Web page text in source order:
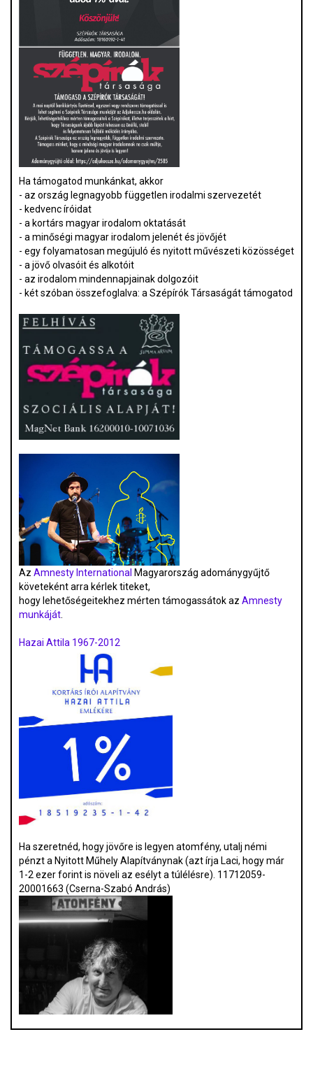
Ha támogatod munkánkat, akkor
- az ország legnagyobb független irodalmi szervezetét
- kedvenc íróidat
- a kortárs magyar irodalom oktatását
- a minőségi magyar irodalom jelenét és jövőjét
- egy folyamatosan megújuló és nyitott művészeti közösséget
- a jövő olvasóit és alkotóit
- az irodalom mindennapjainak dolgozóit
- két szóban összefoglalva: a Szépírók Társaságát támogatod
Az Amnesty International Magyarország adománygyűjtő
követeként arra kérlek titeket,
hogy lehetőségeitekhez mérten támogassátok az Amnesty
munkáját.
Hazai Attila 1967-2012
Ha szeretnéd, hogy jövőre is legyen atomfény, utalj némi
pénzt a Nyitott Műhely Alapítványnak (azt írja Laci, hogy már
1-2 ezer forint is növeli az esélyt a túlélésre). 11712059-
20001663 (Cserna-Szabó András)